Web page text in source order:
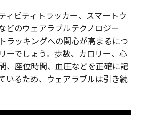
ィビティトラッカー、スマートウ
どのウェアラブルテクノロジー
ラッキングへの関心が高まるにつ
ーでしょう。歩数、カロリー、心
、座位時間、血圧などを正確に記
いるため、ウェアラブルは引き続